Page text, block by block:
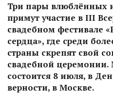
Три пары влюблённых
примут участие в III
свадебном фестивале
сердца», где среди
страны скрепят свой
свадебной
состоится 8 июля, в
верности, в Москве.